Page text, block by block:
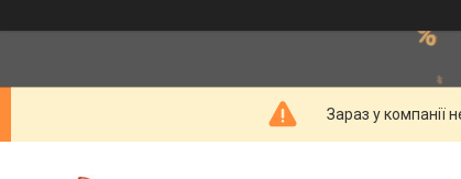
Зараз у компанії